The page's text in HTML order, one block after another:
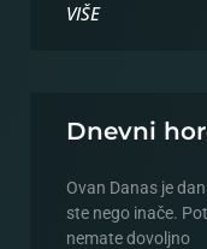
VIŠE
Dnevni
Ovan Danas je
ste nego inače.
nemate dovoljno